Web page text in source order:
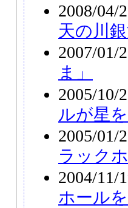
2008/04/
天の川
2007/01/
ま」
2005/10/
ルが星
2005/01/
ラック
2004/11/
ホール